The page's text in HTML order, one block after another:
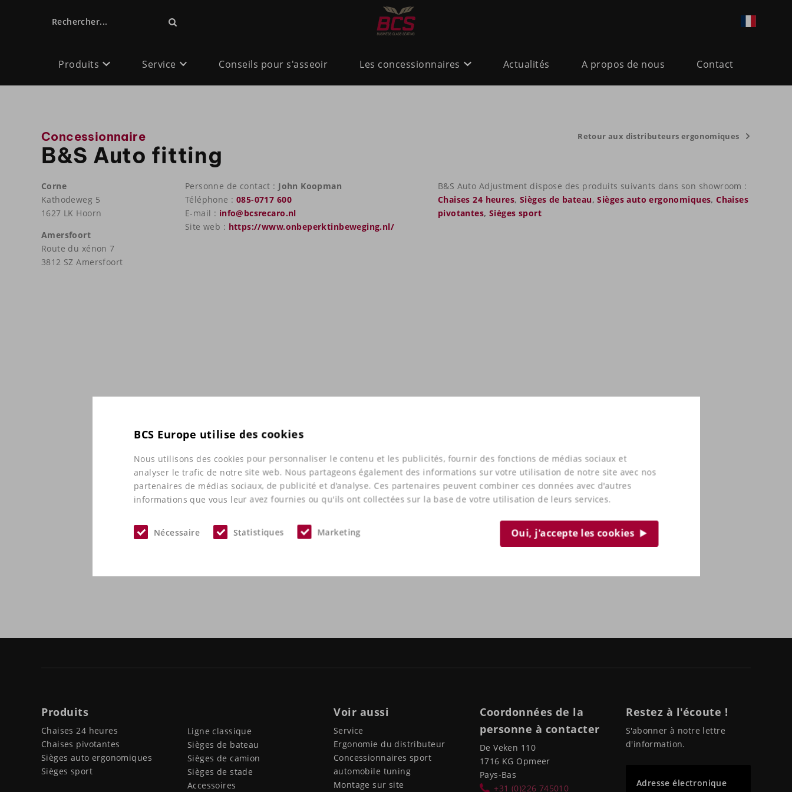
BCS Europe utilise des cookies
Nous utilisons des cookies pour personnaliser le contenu et les publicités, fournir des fonctions de médias sociaux et
analyser le trafic de notre site web. Nous partageons également des informations sur votre utilisation de notre site avec nos
partenaires de médias sociaux, de publicité et d'analyse. Ces partenaires peuvent combiner ces données avec d'autres
informations que vous leur avez fournies ou qu'ils ont collectées sur la base de votre utilisation de leurs services.
Nécessaire Statistiques Marketing Oui, j'accepte les cookies
Rechercher...
Produits Service Conseils pour s'asseoir Les concessionnaires Actualités A propos de nous Contact
Concessionnaire
B&S Auto fitting
Retour aux distributeurs ergonomiques
Corne
Kathodeweg 5
1627 LK Hoorn
Amersfoort
Route du xénon 7
3812 SZ Amersfoort
Personne de contact : John Koopman
Téléphone : 085-0717 600
E-mail : info@bcsrecaro.nl
Site web : https://www.onbeperktinbeweging.nl/
B&S Auto Adjustment dispose des produits suivants dans son showroom :
Chaises 24 heures, Sièges de bateau,Sièges auto ergonomiques,Chaises
pivotantes,Sièges sport
Produits
Chaises 24 heures
Chaises pivotantes
Sièges auto ergonomiques
Sièges sport
Ligne classique
Sièges de bateau
Sièges de camion
Sièges de stade
Accessoires
Voir aussi
Service
Ergonomie du distributeur
Concessionnaires sport
automobile tuning
Montage sur site
Coordonnées de la
personne à contacter
De Veken 110
1716 KG Opmeer
Pays-Bas
+31 (0)226 745010
Restez à l'écoute !
S'abonner à notre lettre
d'information.
Adresse électronique